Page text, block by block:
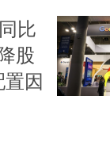
比
股
因